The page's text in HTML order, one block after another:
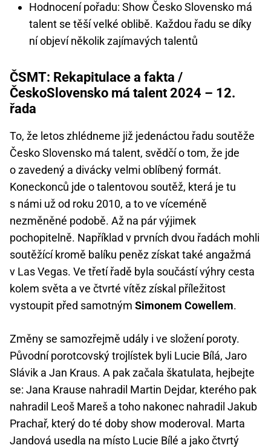
Hodnocení pořadu: Show Česko Slovensko má
talent se těší velké oblibě. Každou řadu se díky
ní objeví několik zajímavých talentů
ČSMT: Rekapitulace a fakta /
ČeskoSlovensko má talent 2024 – 12.
řada
To, že letos zhlédneme již jedenáctou řadu soutěže
Česko Slovensko má talent, svědčí o tom, že jde
o zavedený a divácky velmi oblíbený formát.
Koneckonců jde o talentovou soutěž, která je tu
s námi už od roku 2010, a to ve víceméně
nezměněné podobě. Až na pár výjimek
pochopitelně. Například v prvních dvou řadách mohli
soutěžící kromě balíku peněz získat také angažmá
v Las Vegas. Ve třetí řadě byla součástí výhry cesta
kolem světa a ve čtvrté vítěz získal příležitost
vystoupit před samotným Simonem Cowellem.
Změny se samozřejmě udály i ve složení poroty.
Původní porotcovský trojlístek byli Lucie Bílá, Jaro
Slávik a Jan Kraus. A pak začala škatulata, hejbejte
se: Jana Krause nahradil Martin Dejdar, kterého pak
nahradil Leoš Mareš a toho nakonec nahradil Jakub
Prachař, který do té doby show moderoval. Marta
Jandová usedla na místo Lucie Bílé a jako čtvrtý